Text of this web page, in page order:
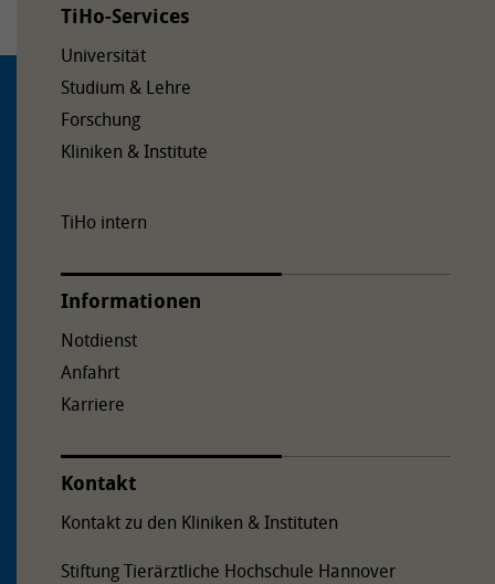
TiHo-Services
Universität
Studium & Lehre
Forschung
Kliniken & Institute
TiHo intern
Informationen
Notdienst
Anfahrt
Karriere
Kontakt
Kontakt zu den Kliniken & Instituten
Stiftung Tierärztliche Hochschule Hannover